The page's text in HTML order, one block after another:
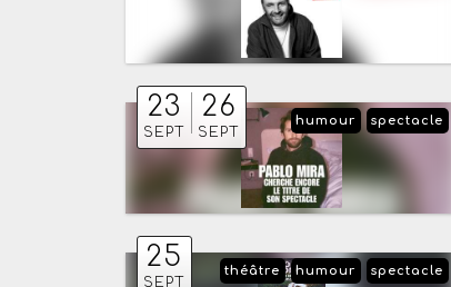
23
SEPT
26
SEPT
spectacle
humour
25
SEPT
spectacle
humour
théâtre